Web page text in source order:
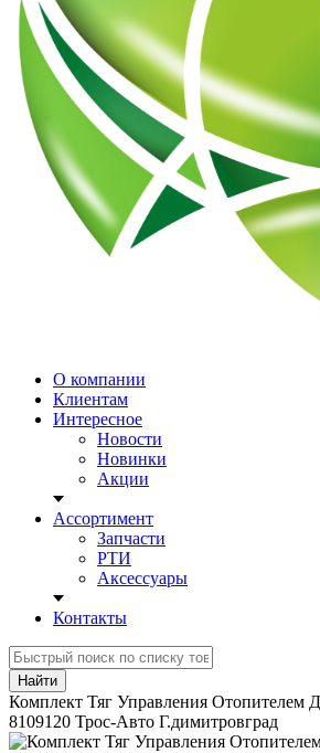
О компании
Клиентам
Интересное
Новости
Новинки
Акции
Ассортимент
Запчасти
РТИ
Аксессуары
Контакты
Найти
Комплект Тяг Управления Отопителем
8109120 Трос-Авто Г.димитровград